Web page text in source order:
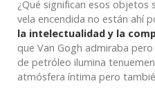
¿Qué significan esos objetos
vela encendida no están ahí
la intelectualidad y la
que Van Gogh admiraba
de petróleo ilumina
atmósfera íntima pero